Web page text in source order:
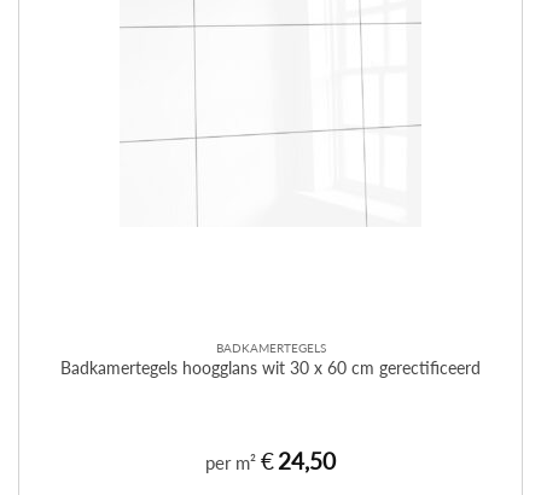
BADKAMERTEGELS
Badkamertegels hoogglans wit 30 x 60 cm gerectificeerd
per m² €24,50